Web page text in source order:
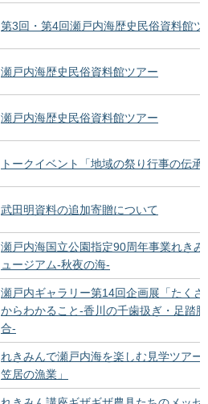
第3回・第4回瀬戸内海歴史民俗資料館ツ
瀬戸内海歴史民俗資料館ツアー
瀬戸内海歴史民俗資料館ツアー
トークイベント「地域の祭り行事の伝承
武田明資料の追加寄贈について
瀬戸内海国立公園指定90周年事業れきみ
ュージアム-秋夜の海-
瀬戸内ギャラリー第14回企画展「たくさ
からわかること-香川の千歯扱ぎ・足踏
合-
れきみんで瀬戸内海を楽しむ見学ツアー
笠居の漁業」